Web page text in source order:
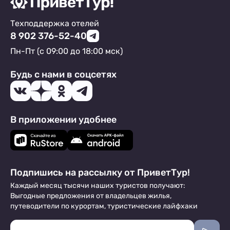
Техподдержка отелей
8 902 376-52-40
Пн-Пт (с 09:00 до 18:00 мск)
Будь с нами в соцсетях
В приложении удобнее
Подпишись на рассылку от ПриветТур!
Каждый месяц тысячи наших туристов получают:
Выгодные предложения от владельцев жилья,
путеводители по курортам, туристические лайфхаки